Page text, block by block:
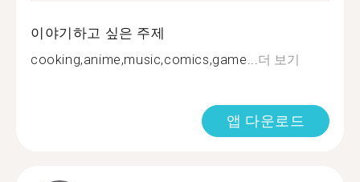
이야기하고 싶은 주제
cooking,anime,music,comics,game...더 보기
앱 다운로드